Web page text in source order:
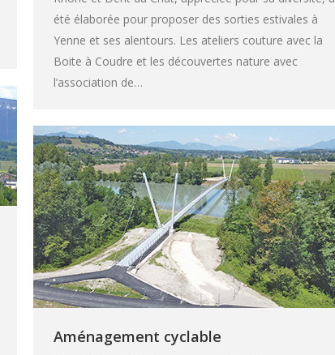
été élaborée pour proposer des sorties estivales à
Yenne et ses alentours. Les ateliers couture avec la
Boite à Coudre et les découvertes nature avec
l’association de…
Aménagement cyclable